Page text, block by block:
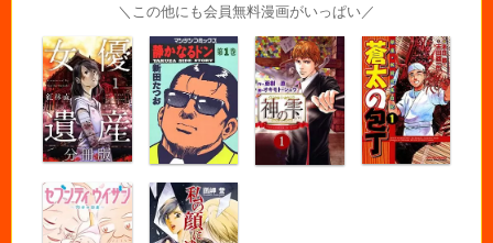
＼この他にも会員無料漫画がいっぱい／